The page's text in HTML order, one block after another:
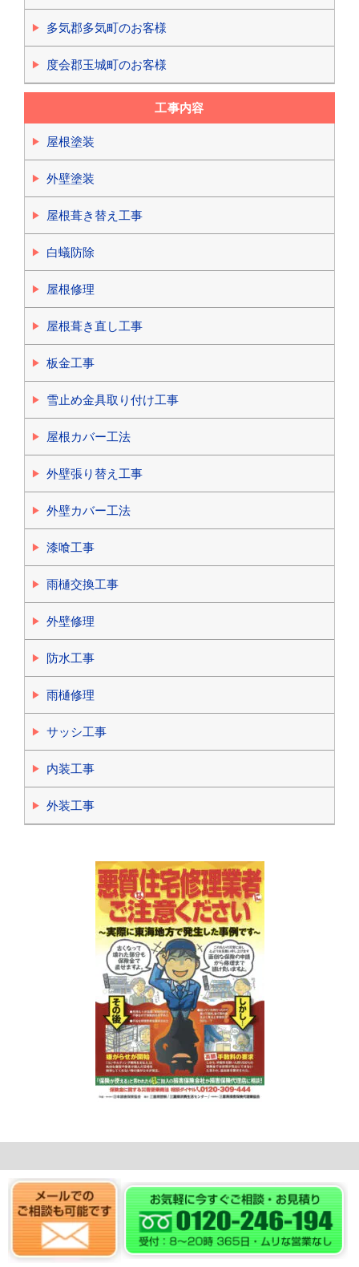
多気郡多気町のお客様
度会郡玉城町のお客様
工事内容
屋根塗装
外壁塗装
屋根葺き替え工事
白蟻防除
屋根修理
屋根葺き直し工事
板金工事
雪止め金具取り付け工事
屋根カバー工法
外壁張り替え工事
外壁カバー工法
漆喰工事
雨樋交換工事
外壁修理
防水工事
雨樋修理
サッシ工事
内装工事
外装工事